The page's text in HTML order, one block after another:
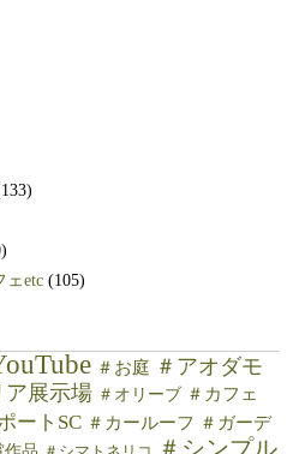
ェetc (105)
＃お庭 ＃アオダモ
ア展示場 ＃オリーブ ＃カフェ
ートSC ＃カールーフ ＃ガーデ
＃シンプル